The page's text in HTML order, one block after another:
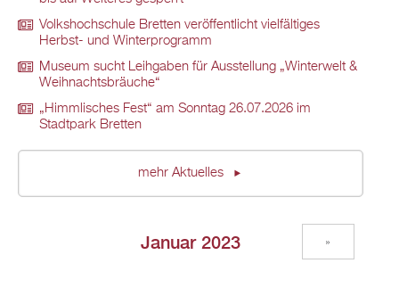
Volkshochschule Bretten veröffentlicht vielfältiges
Herbst- und Winterprogramm
Museum sucht Leihgaben für Ausstellung „Winterwelt &
Weihnachtsbräuche“
„Himmlisches Fest“ am Sonntag 26.07.2026 im
Stadtpark Bretten
mehr Aktuelles
Januar 2023 »